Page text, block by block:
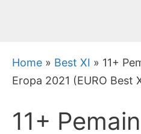
Home » Best XI » 11+
Eropa 2021 (EURO Best
11+